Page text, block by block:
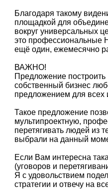
Благодаря такому
площадкой для
вокруг универсальных
это профессиональные
ещё один, ежемесячно
ВАЖНО!
Предложение построить
собственный бизнес
предложением для всех
Такое предложение
мультипроектную,
перетягивать людей из
выбрали на данный
Если Вам интересна
(уговоров и
Я с удовольствием
стратегии и отвечу на